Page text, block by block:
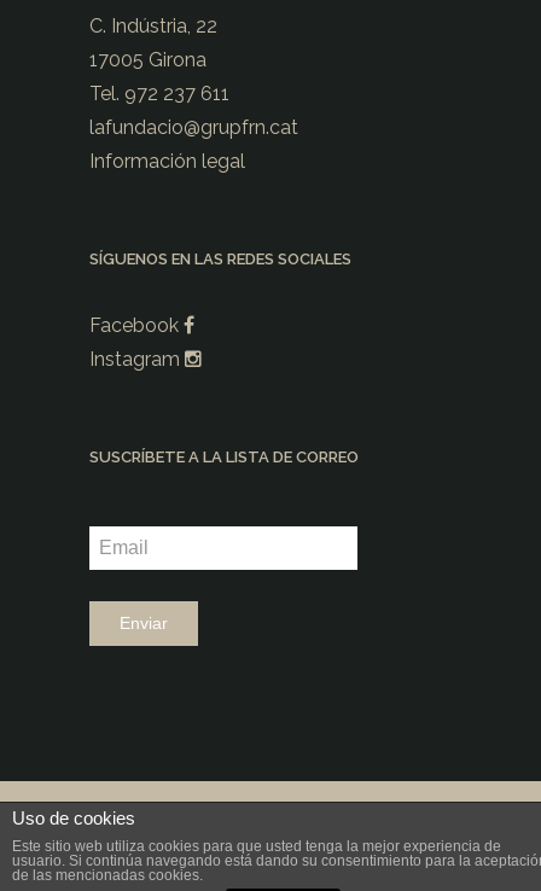
C. Indústria, 22
17005 Girona
Tel. 972 237 611
lafundacio@grupfrn.cat
Información legal
SÍGUENOS EN LAS REDES SOCIALES
Facebook
Instagram
SUSCRÍBETE A LA LISTA DE CORREO
©2026 |
|Diseño: aeiou
Uso de cookies
Este sitio web utiliza cookies para que usted tenga la mejor experiencia de
usuario. Si continúa navegando está dando su consentimiento para la
de las mencionadas cookies.